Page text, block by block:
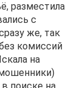
разместила
с
же, так
комиссий
на